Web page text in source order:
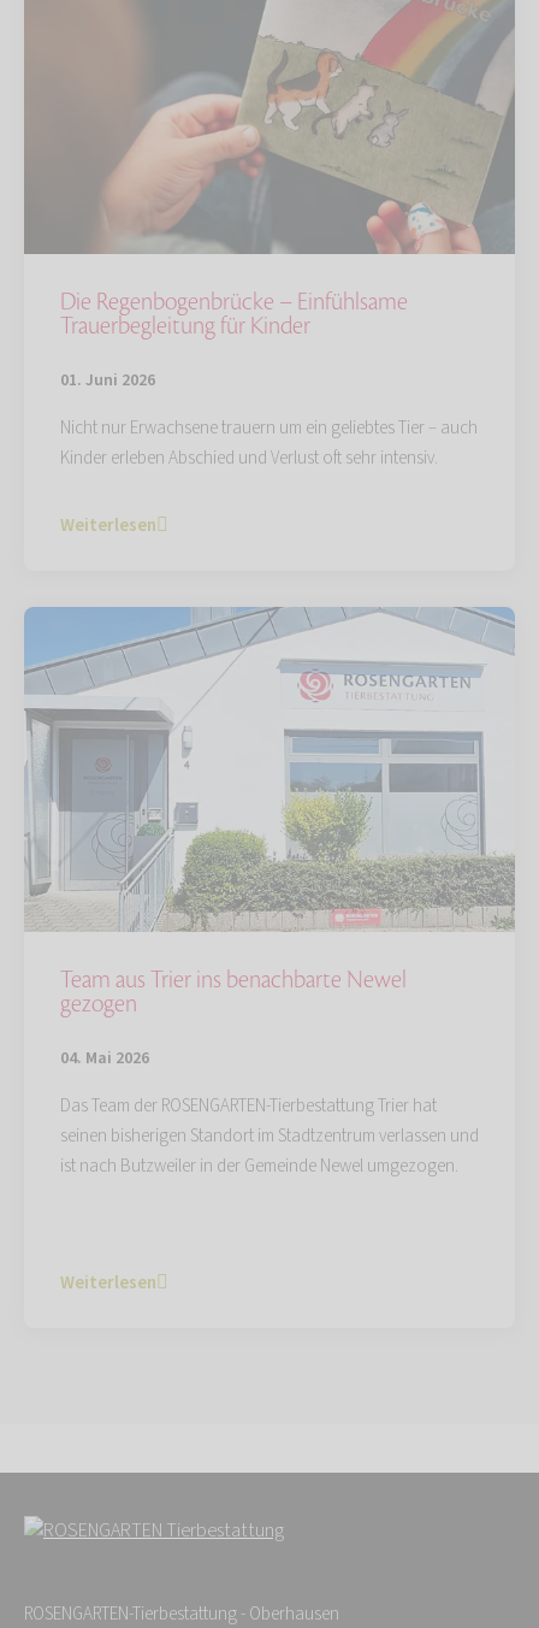
Die Regenbogenbrücke – Einfühlsame
Trauerbegleitung für Kinder
01. Juni 2026
Nicht nur Erwachsene trauern um ein geliebtes Tier – auch
Kinder erleben Abschied und Verlust oft sehr intensiv.
Weiterlesen
Team aus Trier ins benachbarte Newel
gezogen
04. Mai 2026
Das Team der ROSENGARTEN-Tierbestattung Trier hat
seinen bisherigen Standort im Stadtzentrum verlassen und
ist nach Butzweiler in der Gemeinde Newel umgezogen.
Weiterlesen
ROSENGARTEN-Tierbestattung - Oberhausen